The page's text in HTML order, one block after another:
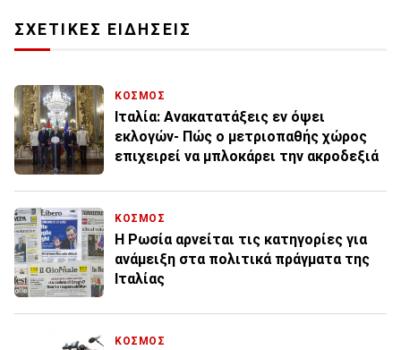
ΣΧΕΤΙΚΕΣ ΕΙΔΗΣΕΙΣ
ΚΟΣΜΟΣ
Ιταλία: Ανακατατάξεις εν όψει
εκλογών- Πώς ο μετριοπαθής χώρος
επιχειρεί να μπλοκάρει την ακροδεξιά
ΚΟΣΜΟΣ
Η Ρωσία αρνείται τις κατηγορίες για
ανάμειξη στα πολιτικά πράγματα της
Ιταλίας
ΚΟΣΜΟΣ